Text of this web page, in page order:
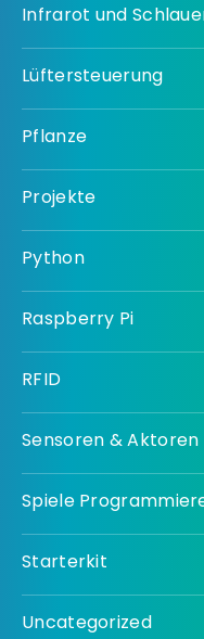
Infrarot und
Lüftersteuerung
Pflanze
Projekte
Python
Raspberry Pi
RFID
Sensoren & Aktoren
Spiele
Starterkit
Uncategorized